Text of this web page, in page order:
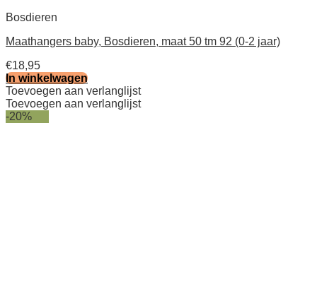
Bosdieren
Maathangers baby, Bosdieren, maat 50 tm 92 (0-2 jaar)
€18,95
In winkelwagen
Toevoegen aan verlanglijst
Toevoegen aan verlanglijst
-20%